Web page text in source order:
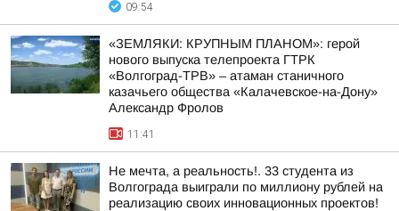
09:54
«ЗЕМЛЯКИ: КРУПНЫМ ПЛАНОМ»: герой
нового выпуска телепроекта ГТРК
«Волгоград-ТРВ» – атаман станичного
казачьего общества «Калачевское-на-Дону»
Александр Фролов
11:41
Не мечта, а реальность!. 33 студента из
Волгограда выиграли по миллиону рублей на
реализацию своих инновационных проектов!